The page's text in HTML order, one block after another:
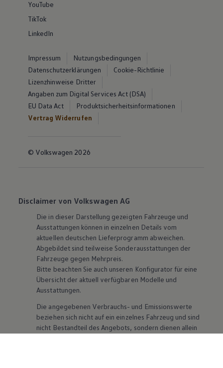
YouTube
TikTok
LinkedIn
Impressum
Nutzungsbedingungen
Datenschutzerklärungen
Cookie-Richtlinie
Lizenzhinweise Dritter
Angaben zum Digital Services Act (DSA)
EU Data Act
Produktsicherheitsinformationen
Vertrag Widerrufen
© Volkswagen 2026
Disclaimer von Volkswagen AG
Die in dieser Darstellung gezeigten Fahrzeuge und
Ausstattungen können in einzelnen Details vom
aktuellen deutschen Lieferprogramm abweichen.
Abgebildet sind teilweise Sonderausstattungen der
Fahrzeuge gegen Mehrpreis.
Bitte beachten Sie auch unseren Konfigurator für eine
Übersicht der aktuell verfügbaren Modelle und
Ausstattungen.
Die angegebenen Verbrauchs- und Emissionswerte
beziehen sich nicht auf ein einzelnes Fahrzeug und sind
nicht Bestandteil des Angebots, sondern dienen allein